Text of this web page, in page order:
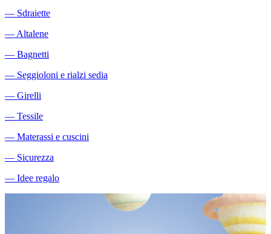
― Sdraiette
―Altalene
― Bagnetti
― Seggioloni e rialzi sedia
― Girelli
― Tessile
― Materassi e cuscini
― Sicurezza
― Idee regalo